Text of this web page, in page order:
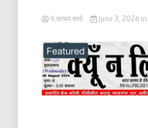
पं.सत्यम शर्मा June 3, 2026 in